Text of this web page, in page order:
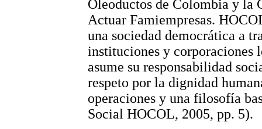
Oleoductos de Colombia y
Actuar Famiempresas.
una sociedad democrática a
instituciones y corporaciones
asume su responsabilidad
respeto por la dignidad
operaciones y una filosofía
Social HOCOL, 2005, pp. 5).